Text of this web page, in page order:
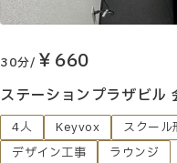
30分/ ￥660
ステーションプラザビル
4人 Keyvox スクール
デザイン工事
ラウンジ